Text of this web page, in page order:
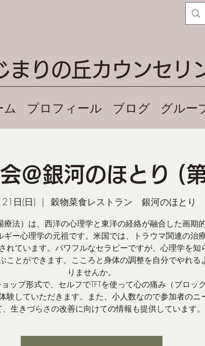
りの丘カウンセリ
ム プロフィール ブログ グルー
＠銀河のほとり (
日(日)
  |
穀物菜食レストラン 銀河のほとり
療法）は、西洋の心理学と東洋の経絡が融合した画期
ギー心理学の元祖です。米国では、トラウマ関連の治
れています。パワフルなセラピーですが、心理学を知
ことができます。こころと身体の調整を自分でやれる
りませんか。
ップ形式で、セルフでTFTを使って心の痛み（ブロッ
験していただきます。また、小人数なので参加者のニ
生きづらさの改善に向けての情報も提供しています。